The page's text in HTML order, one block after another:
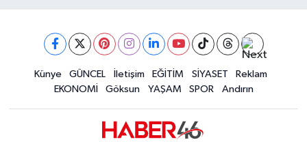
Künye GÜNCEL İletişim EĞİTİM SİYASET
Reklam
EKONOMİ
Göksun YAŞAM SPOR Andırın